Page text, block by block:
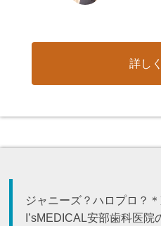
詳し
ジャニーズ？ハロプロ？
I’sMEDICAL安部歯科医院